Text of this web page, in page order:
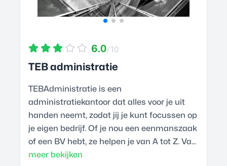
6.0/10
TEB administratie
TEBAdministratie is een
administratiekantoor dat alles voor je uit
handen neemt, zodat jij je kunt focussen op
je eigen bedrijf. Of je nou een eenmanszaak
of een BV hebt, ze helpen je van A tot Z. Va...
meer bekijken